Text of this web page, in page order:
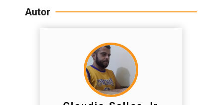
Autor